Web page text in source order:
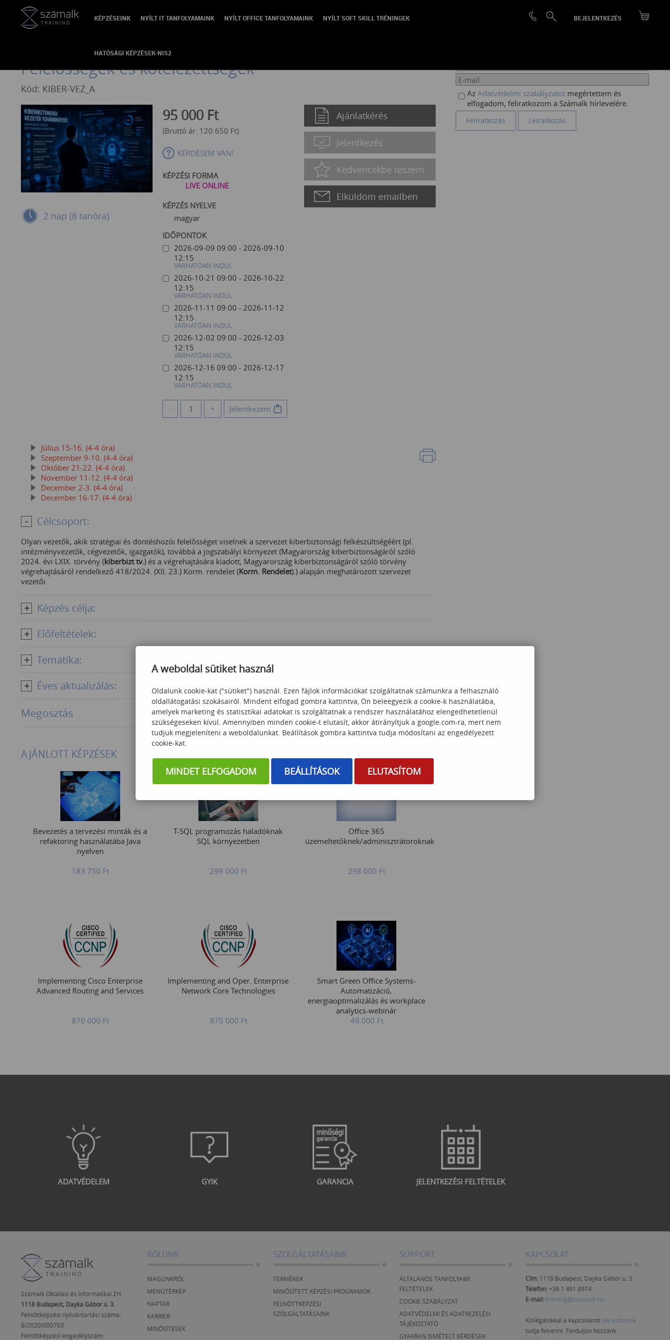
BEJELENTKEZÉS
KÉPZÉSEINK NYÍLT IT TANFOLYAMAINK NYÍLT OFFICE TANFOLYAMAINK NYÍLT SOFT SKILL TRÉNINGEK
HATÓSÁGI KÉPZÉSEK-NIS2
VISSZA
Kiberbiztonsági Vezetői kötelező alapképzés –
Felelősségek és kötelezettségek
Kód: KIBER-VEZ_A
2 nap (8 tanóra)
95 000 Ft
(Bruttó ár: 120 650 Ft)
KÉRDÉSEM VAN!
KÉPZÉSI FORMA
LIVE ONLINE
KÉPZÉS NYELVE
magyar
IDŐPONTOK
2026-09-09 09:00 - 2026-09-10
12:15
VÁRHATÓAN INDUL
2026-10-21 09:00 - 2026-10-22
12:15
VÁRHATÓAN INDUL
2026-11-11 09:00 - 2026-11-12
12:15
VÁRHATÓAN INDUL
2026-12-02 09:00 - 2026-12-03
12:15
VÁRHATÓAN INDUL
2026-12-16 09:00 - 2026-12-17
12:15
VÁRHATÓAN INDUL
- + Jelentkezem
Ajánlatkérés
Jelentkezés
Kedvencekbe teszem
Elküldöm emailben
Július 15-16. (4-4 óra)
Szeptember 9-10. (4-4 óra)
Október 21-22. (4-4 óra)
November 11-12. (4-4 óra)
December 2-3. (4-4 óra)
December 16-17. (4-4 óra)
Célcsoport:
Olyan vezetők, akik stratégiai és döntéshozói felelősséget viselnek a szervezet kiberbiztonsági felkészültségéért (pl.
intézményvezetők, cégvezetők, igazgatók), továbbá a jogszabályi környezet (Magyarország kiberbiztonságáról szóló
2024. évi LXIX. törvény (kiberbizt tv.) és a végrehajtására kiadott, Magyarország kiberbiztonságáról szóló törvény
végrehajtásáról rendelkező 418/2024. (XII. 23.) Korm. rendelet (Korm. Rendelet).) alapján meghatározott szervezet
vezetői.
Képzés célja:
Előfeltételek:
Tematika:
Éves aktualizálás:
Megosztás
Az Adatvédelmi szabályzatot megértettem és
elfogadom, feliratkozom a Számalk hírlevelére.
AJÁNLOTT KÉPZÉSEK
Bevezetés a tervezési minták és a
refaktoring használatába Java
nyelven
183 750 Ft
T-SQL programozás haladóknak
SQL környezetben
299 000 Ft
Office 365
üzemeltetőknek/adminisztrátoroknak
298 000 Ft
Implementing Cisco Enterprise
Advanced Routing and Services
870 000 Ft
Implementing and Oper. Enterprise
Network Core Technologies
870 000 Ft
Smart Green Office Systems-
Automatizáció,
energiaoptimalizálás és workplace
analytics-webinár
49 000 Ft
ADATVÉDELEM GYIK GARANCIA JELENTKEZÉSI FELTÉTELEK
Számalk Oktatási és Informatikai Zrt.
1118 Budapest, Dayka Gábor u. 3.
Felnőttképzési nyilvántartási száma:
B/2020/000703
Felnőttképzési engedélyszám:
RÓLUNK
MAGUNKRÓL
MENÜTÉRKÉP
NAPTÁR
KARRIER
MINŐSÍTÉSEK
SZOLGÁLTATÁSAINK
TERMÉKEK
MINŐSÍTETT KÉPZÉSI PROGRAMOK
FELNŐTTKÉPZÉSI
SZOLGÁLTATÁSAINK
SUPPORT
ÁLTALÁNOS TANFOLYAMI
FELTÉTELEK
COOKIE SZABÁLYZAT
ADATVÉDELMI ÉS ADATKEZELÉSI
TÁJÉKOZTATÓ
GYAKRAN ISMÉTELT KÉRDÉSEK
KAPCSOLAT
Cím: 1118 Budapest, Dayka Gábor u. 3.
Telefon:+36 1 491 8974
E-mail:training@szamalk.hu
Kollégáinkkal a kapcsolatot ide kattintva
tudja felvenni. Forduljon hozzánk
A weboldal sütiket használ
Oldalunk cookie-kat ("sütiket") használ. Ezen fájlok információkat szolgáltatnak számunkra a felhasználó
oldallátogatási szokásairól. Mindent elfogad gombra kattintva, Ön beleegyezik a cookie-k használatába,
amelyek marketing és statisztikai adatokat is szolgáltatnak a rendszer használatához elengedhetetlenül
szükségeseken kívül. Amennyiben minden cookie-t elutasít, akkor átirányítjuk a google.com-ra, mert nem
tudjuk megjeleníteni a weboldalunkat. Beállítások gombra kattintva tudja módosítani az engedélyezett
cookie-kat.
MINDET ELFOGADOM BEÁLLÍTÁSOK ELUTASÍTOM